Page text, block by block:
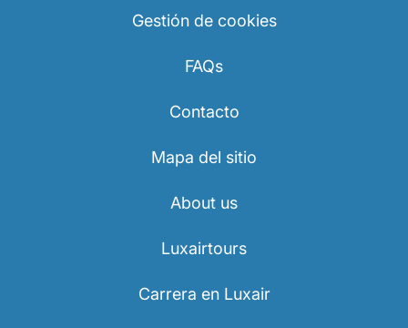
Gestión de cookies
FAQs
Contacto
Mapa del sitio
About us
Luxairtours
Carrera en Luxair